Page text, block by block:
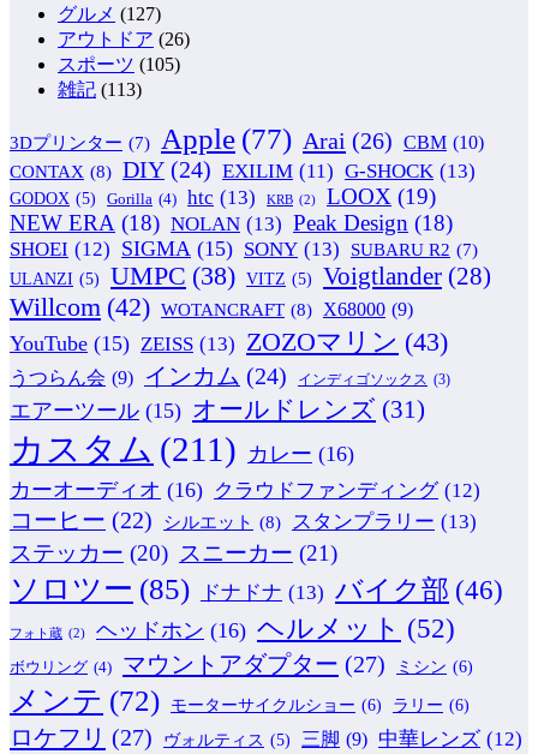
グルメ (127)
アウトドア (26)
スポーツ (105)
雑記 (113)
3Dプリンター (7) Apple (77) Arai (26) CBM (10)
CONTAX (8) DIY (24) EXILIM (11) G-SHOCK (13)
GODOX (5) Gorilla (4) htc (13) KRB (2) LOOX (19)
NEW ERA (18) NOLAN (13) Peak Design (18)
SHOEI (12) SIGMA (15) SONY (13) SUBARU R2 (7)
ULANZI (5) UMPC (38) VITZ (5) Voigtlander (28)
Willcom (42) WOTANCRAFT (8) X68000 (9)
YouTube (15) ZEISS (13) ZOZOマリン (43)
うつらん会 (9) インカム (24) インディゴソックス (3)
エアーツール (15) オールドレンズ (31)
カスタム (211) カレー (16)
カーオーディオ (16) クラウドファンディング (12)
コーヒー (22) シルエット (8) スタンプラリー (13)
ステッカー (20) スニーカー (21)
ソロツー (85) ドナドナ (13) バイク部 (46)
フォト蔵 (2) ヘッドホン (16) ヘルメット (52)
ボウリング (4) マウントアダプター (27) ミシン (6)
メンテ (72) モーターサイクルショー (6) ラリー (6)
ロケフリ (27) ヴォルティス (5) 三脚 (9) 中華レンズ (12)